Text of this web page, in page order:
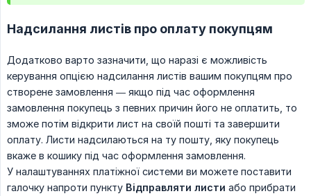
Надсилання листів про оплату покупцям
Додатково варто зазначити, що наразі є можливість
керування опцією надсилання листів вашим покупцям про
створене замовлення — якщо під час оформлення
замовлення покупець з певних причин його не оплатить, то
зможе потім відкрити лист на своїй пошті та завершити
оплату. Листи надсилаються на ту пошту, яку покупець
вкаже в кошику під час оформлення замовлення.
У налаштуваннях платіжної системи ви можете поставити
галочку напроти пункту Відправляти листи або прибрати